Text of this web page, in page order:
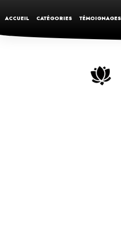
ACCUEIL CATÉGORIES TÉMOIGNAGES